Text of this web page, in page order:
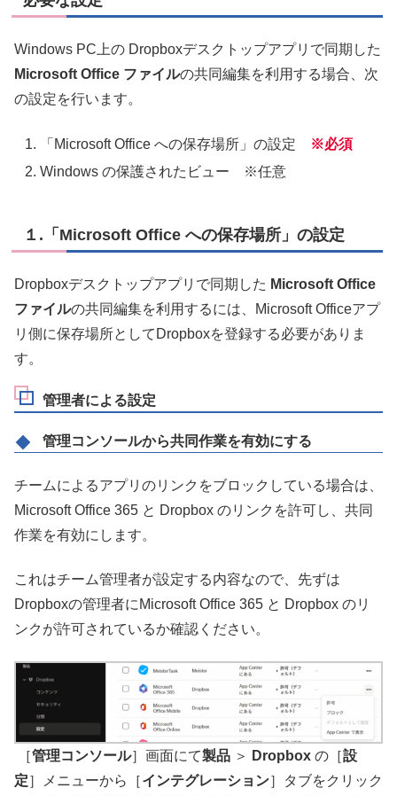
Windows PC上の Dropboxデスクトップアプリで同期した
Microsoft Office ファイルの共同編集を利用する場合、次
の設定を行います。
「Microsoft Office への保存場所」の設定
※必須
Windows の保護されたビュー ※任意
１.「Microsoft Office への保存場所」の設定
Dropboxデスクトップアプリで同期した Microsoft Office
ファイルの共同編集を利用するには、Microsoft Officeアプ
リ側に保存場所としてDropboxを登録する必要がありま
す。
管理者による設定
管理コンソールから共同作業を有効にする
チームによるアプリのリンクをブロックしている場合は、
Microsoft Office 365 と Dropbox のリンクを許可し、共同
作業を有効にします。
これはチーム管理者が設定する内容なので、先ずは
Dropboxの管理者にMicrosoft Office 365 と Dropbox のリ
ンクが許可されているか確認ください。
［管理コンソール］画面にて製品 ＞ Dropbox の［設
定］メニューから［インテグレーション］タブをクリック